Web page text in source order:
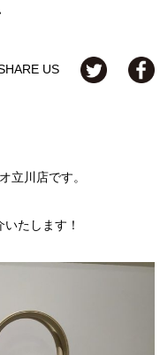
US
立川店です。
たします！